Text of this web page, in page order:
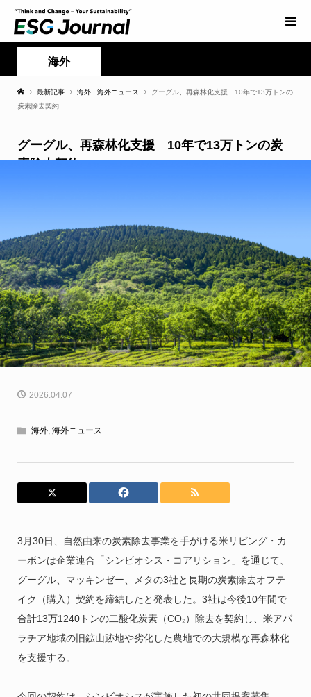
海外
最新記事 海外 海外ニュース
グーグル、再森林化支援 10年で13万トンの
炭素除去契約
グーグル、再森林化支援 10年で13万トンの炭
素除去契約
2026.04.07
海外, 海外ニュース
3月30日、自然由来の炭素除去事業を手がける米リビング・カ
ーボンは企業連合「シンビオシス・コアリション」を通じて、
グーグル、マッキンゼー、メタの3社と長期の炭素除去オフテ
イク（購入）契約を締結したと発表した。3社は今後10年間で
合計13万1240トンの二酸化炭素（CO₂）除去を契約し、米アパ
ラチア地域の旧鉱山跡地や劣化した農地での大規模な再森林化
を支援する。